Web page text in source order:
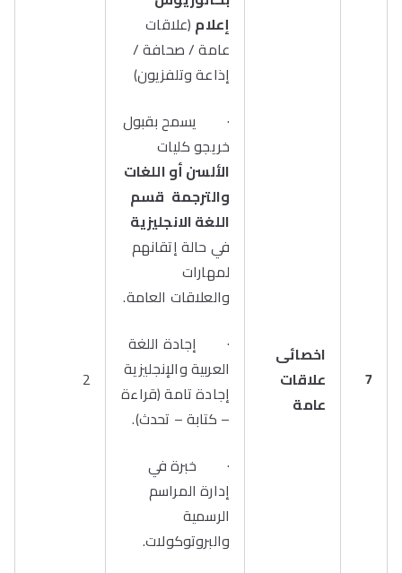
7
اخصائى
علاقات
عامة
إعلام (علاقات
عامة / صحافة /
إذاعة وتلفزيون)
· يسمح بقبول
خريجو كليات
الألسن أو اللغات
والترجمة قسم
اللغة الانجليزية
في حالة إتقانهم
لمهارات
والعلاقات العامة.
· إجادة اللغة
العربية والإنجليزية
إجادة تامة (قراءة
– كتابة – تحدث).
· خبرة في
إدارة المراسم
الرسمية
والبروتوكولات.
2